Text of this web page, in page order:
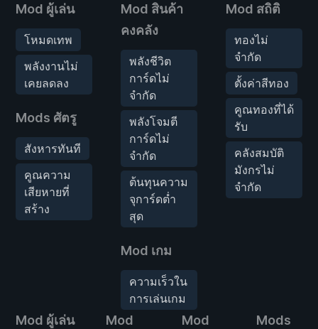
Mod ผู้เล่น
โหมดเทพ
พลังงานไม่
เคยลดลง
Mods ศัตรู
สังหารทันที
คูณความ
เสียหายที่
สร้าง
Mod สินค้า
คงคลัง
พลังชีวิต
การ์ดไม่
จำกัด
พลังโจมตี
การ์ดไม่
จำกัด
ต้นทุนความ
จุการ์ดต่ำ
สุด
Mod เกม
ความเร็วใน
การเล่นเกม
Mod สถิติ
ทองไม่
จำกัด
ตั้งค่าสีทอง
คูณทองที่ได้
รับ
คลังสมบัติ
มังกรไม่
จำกัด
Mod ผู้เล่น
Mod
Mod
Mods